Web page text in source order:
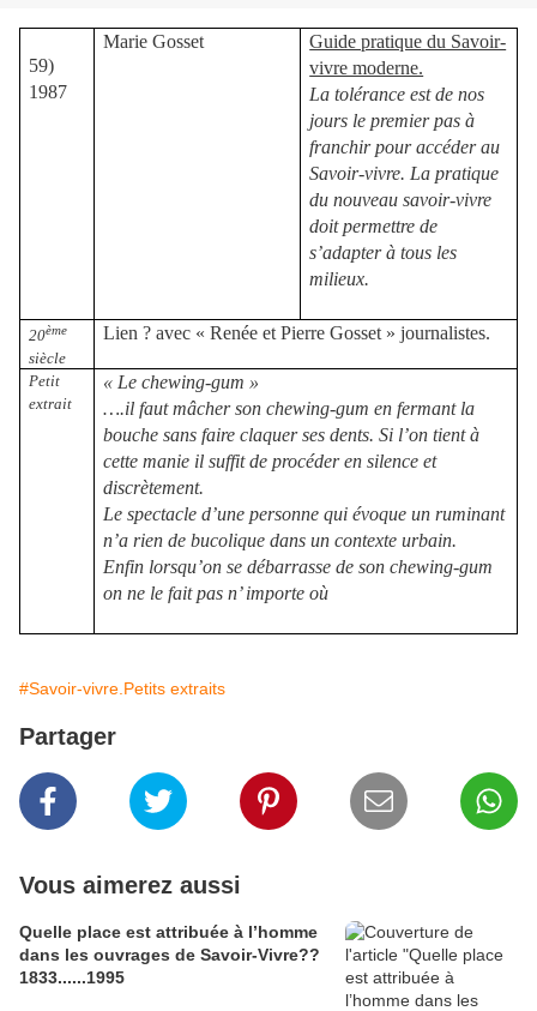
59)
1987
Marie Gosset
Guide pratique du Savoir-
vivre moderne.
La tolérance est de nos
jours le premier pas à
franchir pour accéder au
Savoir-vivre. La pratique
du nouveau savoir-vivre
doit permettre de
s’adapter à tous les
milieux.
20ème
siècle
Lien ? avec « Renée et Pierre Gosset » journalistes.
Petit
extrait
« Le chewing-gum »
….il faut mâcher son chewing-gum en fermant la
bouche sans faire claquer ses dents. Si l’on tient à
cette manie il suffit de procéder en silence et
discrètement.
Le spectacle d’une personne qui évoque un ruminant
n’a rien de bucolique dans un contexte urbain.
Enfin lorsqu’on se débarrasse de son chewing-gum
on ne le fait pas n’ importe où
#Savoir-vivre.Petits extraits
Partager
Vous aimerez aussi
Quelle place est attribuée à l’homme
dans les ouvrages de Savoir-Vivre??
1833......1995